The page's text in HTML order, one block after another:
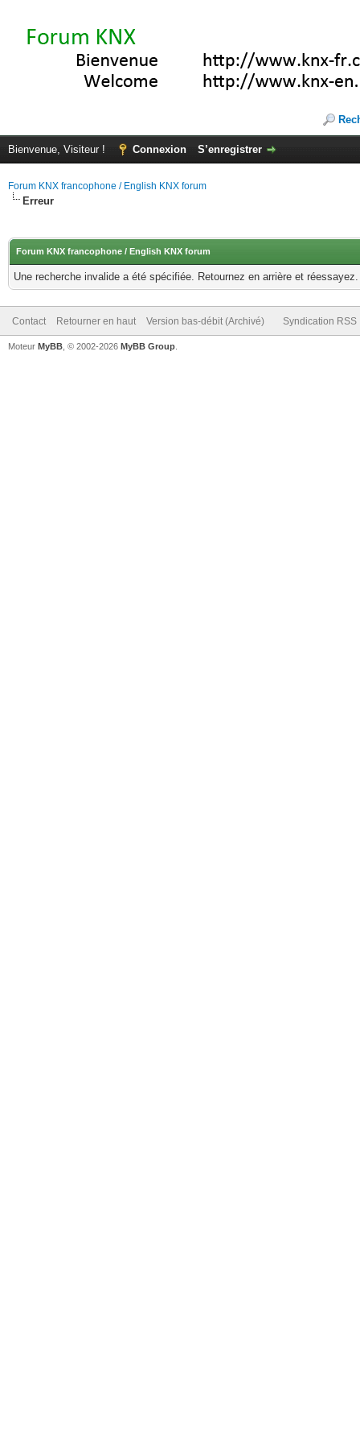
Bienvenue, Visiteur ! Connexion S’enregistrer
Forum KNX francophone / English KNX forum
Erreur
Forum KNX francophone / English KNX forum
Une recherche invalide a été spécifiée. Retournez en arrière et réessayez.
Contact Retourner en haut Version bas-débit (Archivé) Syndication RSS
Moteur MyBB , © 2002-2026 MyBB Group